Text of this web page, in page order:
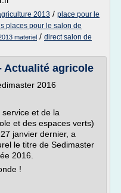
2013 / place pour le
places pour le salon de
materiel / direct salon de
Actualité agricole
2016
et de la
et des espaces verts)
janvier dernier, a
le titre de Sedimaster
2016.
!